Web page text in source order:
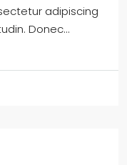
adipiscing
Donec...